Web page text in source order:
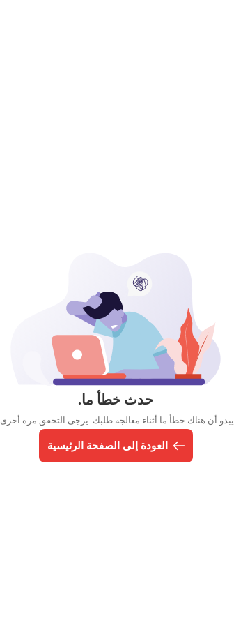
حدث خطأ ما.
يبدو أن هناك خطأ ما أثناء معالجة طلبك. يرجى التحقق مرة أخرى.
العودة إلى الصفحة الرئيسية